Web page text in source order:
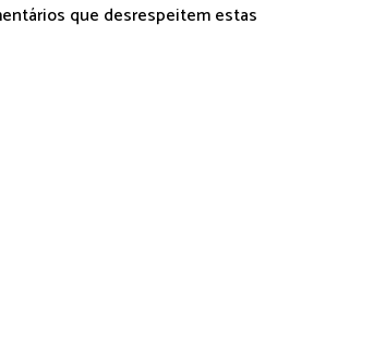
que desrespeitem estas